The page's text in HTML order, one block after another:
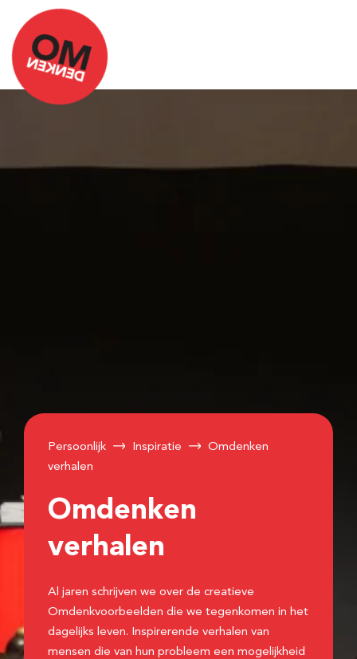
Persoonlijk Inspiratie
Omdenken
verhalen
Omdenken
verhalen
Al jaren schrijven we over de creatieve
Omdenkvoorbeelden die we tegenkomen in het
dagelijks leven. Inspirerende verhalen van
mensen die van hun probleem een mogelijkheid